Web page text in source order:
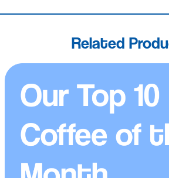
Flavor Notes:Hoa trắng (White Flower),
Acid sáng thanh thoát, hậu vị
Related